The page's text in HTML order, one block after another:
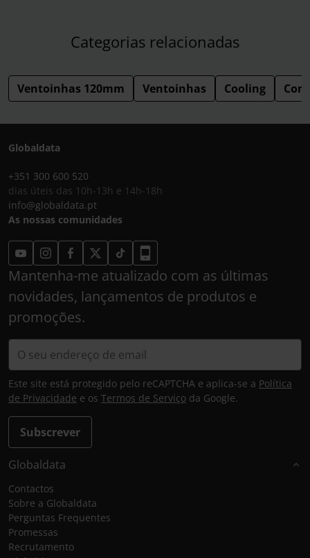
Categorias relacionadas
Ventoinhas 120mm Ventoinhas Cooling
Globaldata
+351 300 600 520
dias úteis das 10h-13h e 14h-18h
info@globaldata.pt
As nossas comunidades
Mantenha-me atualizado com as últimas
novidades, lançamentos de produtos e
promoções.
Subscrever
Este site está protegido pelo reCAPTCHA e aplica-se a Política
de Privacidade e os Termos de Serviço da Google.
Globaldata
Contactos
Sobre a Globaldata
Perguntas Frequentes
Promessas
Recrutamento